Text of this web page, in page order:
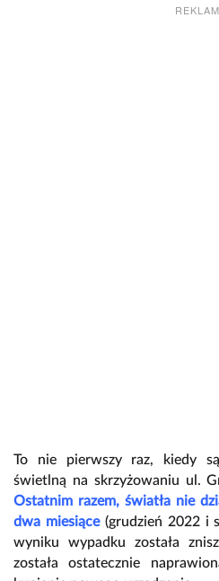
To nie pierwszy raz, kiedy
świetlną na skrzyżowaniu ul.
Ostatnim razem, światła nie
dwa miesiące(grudzień 2022 i
wyniku wypadku została
została ostatecznie